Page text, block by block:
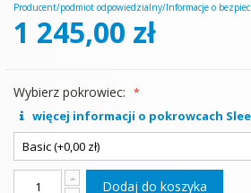
Producent/podmiot odpowiedzialny/Informacje o
1 245,00 zł
Wybierz pokrowiec:
więcej informacji o pokrowcach
Dodaj do koszyka